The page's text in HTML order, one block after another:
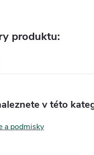
produktu:
v této
a podmisky